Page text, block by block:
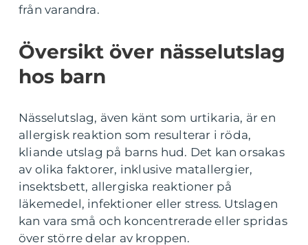
från varandra.
Översikt över nässelutslag
hos barn
Nässelutslag, även känt som urtikaria, är en
allergisk reaktion som resulterar i röda,
kliande utslag på barns hud. Det kan orsakas
av olika faktorer, inklusive matallergier,
insektsbett, allergiska reaktioner på
läkemedel, infektioner eller stress. Utslagen
kan vara små och koncentrerade eller spridas
över större delar av kroppen.